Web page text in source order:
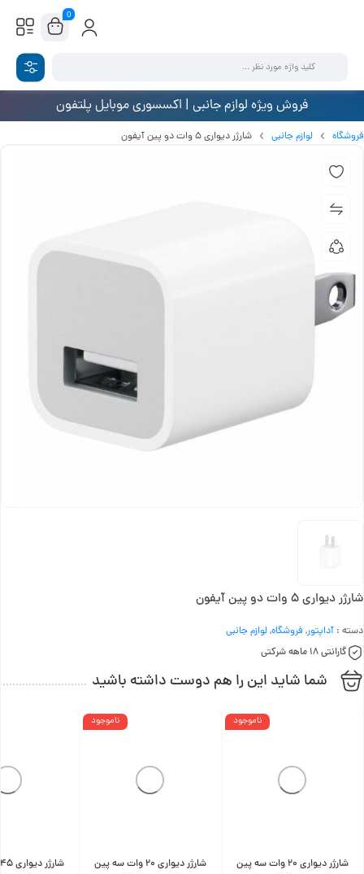
0
فروش ویژه لوازم جانبی | اکسسوری موبایل پلتفون
فروشگاه لوازم جانبی شارژر دیواری 5 وات دو پین آیفون
شارژر دیواری 5 وات دو پین آیفون
دسته : آداپتور, فروشگاه,لوازم جانبی
گارانتی 18 ماهه شرکتی
شما شاید این را هم دوست داشته باشید
ناموجود
شارژر دیواری 20 وات سه پین
ناموجود
شارژر دیواری 20 وات سه پین